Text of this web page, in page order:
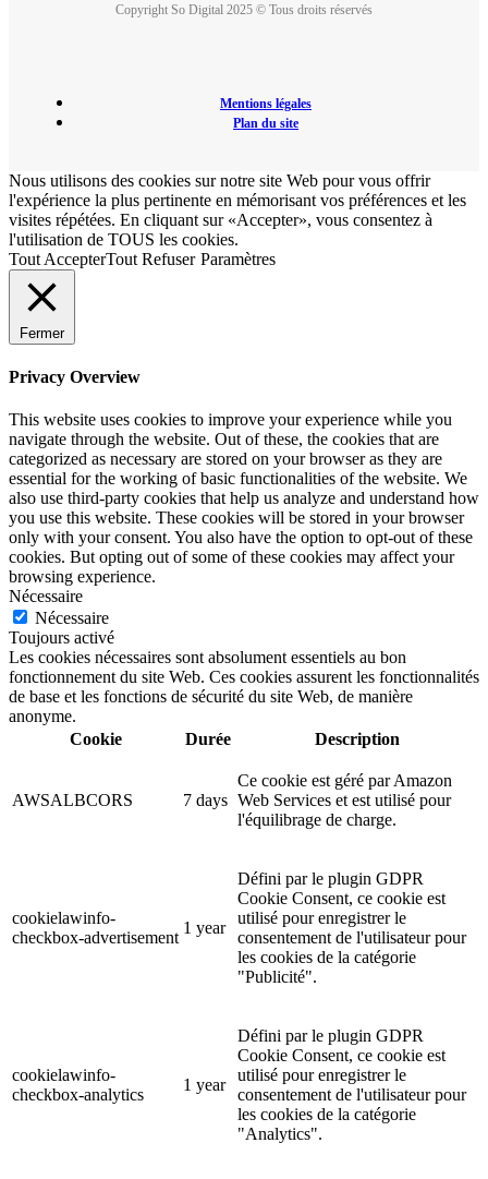
Copyright So Digital 2025 © Tous droits réservés
Mentions légales
Plan du site
Nous utilisons des cookies sur notre site Web pour vous offrir
l'expérience la plus pertinente en mémorisant vos préférences et les
visites répétées. En cliquant sur «Accepter», vous consentez à
l'utilisation de TOUS les cookies.
Tout AccepterTout Refuser Paramètres
Fermer
Privacy Overview
This website uses cookies to improve your experience while you
navigate through the website. Out of these, the cookies that are
categorized as necessary are stored on your browser as they are
essential for the working of basic functionalities of the website. We
also use third-party cookies that help us analyze and understand how
you use this website. These cookies will be stored in your browser
only with your consent. You also have the option to opt-out of these
cookies. But opting out of some of these cookies may affect your
browsing experience.
Nécessaire
Nécessaire
Toujours activé
Les cookies nécessaires sont absolument essentiels au bon
fonctionnement du site Web. Ces cookies assurent les fonctionnalités
de base et les fonctions de sécurité du site Web, de manière
anonyme.
Cookie
Durée Description
AWSALBCORS 7 days
Ce cookie est géré par Amazon
Web Services et est utilisé pour
l'équilibrage de charge.
cookielawinfo-
checkbox-advertisement
1 year
Défini par le plugin GDPR
Cookie Consent, ce cookie est
utilisé pour enregistrer le
consentement de l'utilisateur pour
les cookies de la catégorie
"Publicité".
cookielawinfo-
checkbox-analytics
1 year
Défini par le plugin GDPR
Cookie Consent, ce cookie est
utilisé pour enregistrer le
consentement de l'utilisateur pour
les cookies de la catégorie
"Analytics".